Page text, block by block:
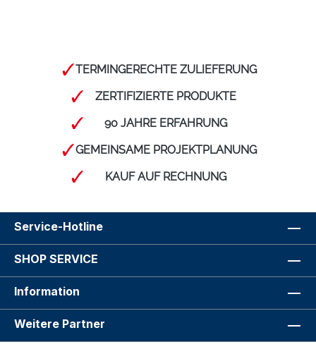
TERMINGERECHTE ZULIEFERUNG
ZERTIFIZIERTE PRODUKTE
90 JAHRE ERFAHRUNG
GEMEINSAME PROJEKTPLANUNG
KAUF AUF RECHNUNG
Service-Hotline
SHOP SERVICE
Information
Weitere Partner